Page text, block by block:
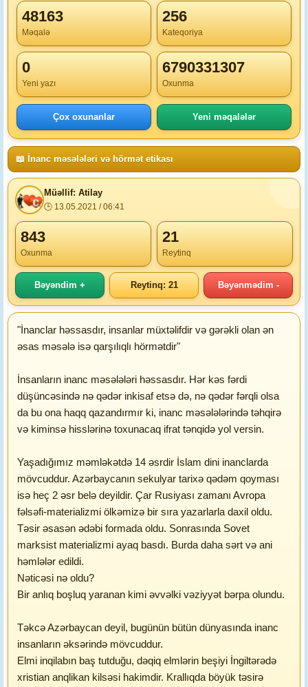
48163
Məqalə
256
Kateqoriya
0
Yeni yazı
6790331307
Oxunma
Çox oxunanlar Yeni məqalələr
📖 İnanc məsələləri və hörmət etikası
Müəllif: Atilay
🕒 13.05.2021 / 06:41
843
Oxunma
21
Reytinq
Bəyəndim + Reytinq: 21 Bəyənmədim -
"İnanclar həssasdır, insanlar müxtəlifdir və gərəkli olan ən
əsas məsələ isə qarşılıqlı hörmətdir"
İnsanların inanc məsələləri həssasdır. Hər kəs fərdi
düşüncəsində nə qədər inkisaf etsə də, nə qədər fərqli olsa
da bu ona haqq qazandırmır ki, inanc məsələlərində təhqirə
və kiminsə hisslərinə toxunacaq ifrat tənqidə yol versin.
Yaşadığımız məmləkətdə 14 əsrdir İslam dini inanclarda
mövcuddur. Azərbaycanın sekulyar tarixə qədəm qoyması
isə heç 2 əsr belə deyildir. Çar Rusiyası zamanı Avropa
fəlsəfi-materializmi ölkəmizə bir sıra yazarlarla daxil oldu.
Təsir əsasən ədəbi formada oldu. Sonrasında Sovet
marksist materializmi ayaq basdı. Burda daha sərt və ani
həmlələr edildi.
Nəticəsi nə oldu?
Bir anlıq boşluq yaranan kimi əvvəlki vəziyyət bərpa olundu.
Təkcə Azərbaycan deyil, bugünün bütün dünyasında inanc
insanların əksərində mövcuddur.
Elmi inqilabın baş tutduğu, dəqiq elmlərin beşiyi İngiltərədə
xristian anqlikan kilsəsi hakimdir. Krallıqda böyük təsirə